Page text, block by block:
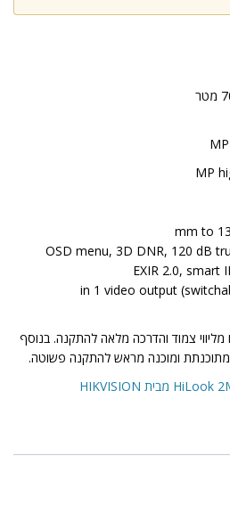
OSD menu, 3D DNR, 120 dB
EXIR 2.0, smart
צמוד והדרכה מלאה להתקנה. בנוסף
ומוכנה מראש להתקנה פשוטה.